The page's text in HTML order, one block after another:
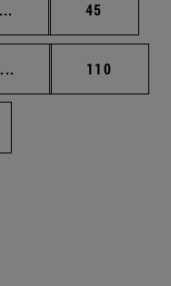
... Páginas intermedias
Página
45
... Páginas intermedias
Página
110